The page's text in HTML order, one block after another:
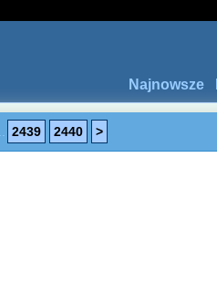
Najnowsze
2439 2440 >